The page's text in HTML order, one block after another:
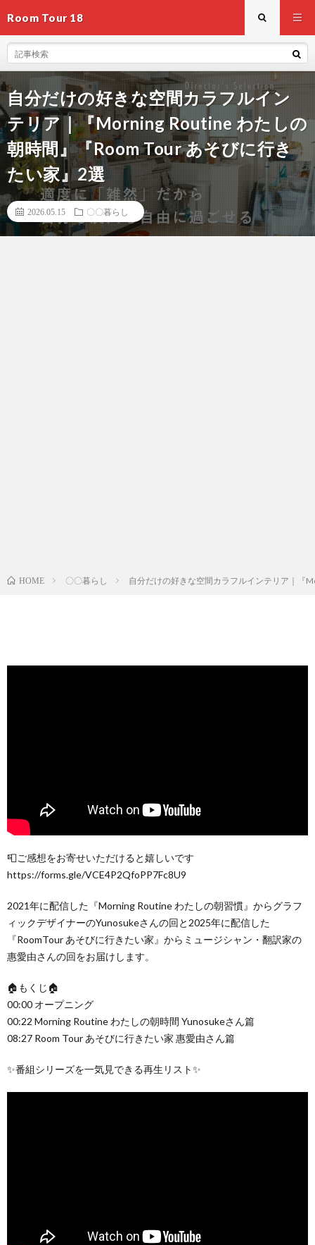
Room Tour 18
自分だけの好きな空間カラフルイン
テリア｜『Morning Routine わたしの
朝時間』『Room Tour あそびに行き
たい家』2選
2026.05.15 〇〇暮らし
HOME 〇〇暮らし 自分だけの好きな空間カラフルインテリア｜『
📮ご感想をお寄せいただけると嬉しいです
https://forms.gle/VCE4P2QfoPP7Fc8U9
2021年に配信した『Morning Routine わたしの朝習慣』からグラフ
ィックデザイナーのYunosukeさんの回と2025年に配信した
『RoomTour あそびに行きたい家』からミュージシャン・翻訳家の
惠愛由さんの回をお届けします。
🏠もくじ🏠
00:00 オープニング
00:22 Morning Routine わたしの朝時間 Yunosukeさん篇
08:27 Room Tour あそびに行きたい家 惠愛由さん篇
✨番組シリーズを一気見できる再生リスト✨